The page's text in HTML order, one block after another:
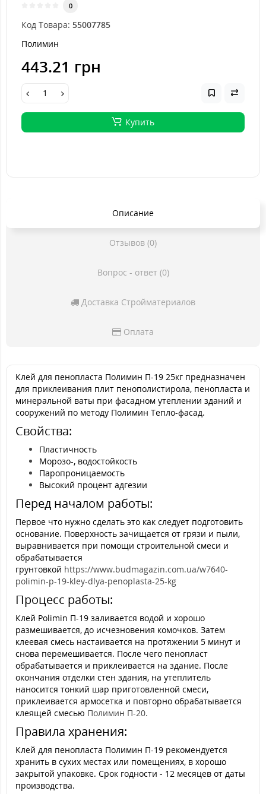
0
Код Товара: 55007785
Полимин
443.21 грн
Купить
Описание
Отзывов (0)
Вопрос - ответ (0)
Доставка Стройматериалов
Оплата
Клей для пенопласта Полимин П-19 25кг предназначен
для приклеивания плит пенополистирола, пенопласта и
минеральной ваты при фасадном утеплении зданий и
сооружений по методу Полимин Тепло-фасад.
Свойства:
Пластичность
Морозо-, водостойкость
Паропроницаемость
Высокий процент адгезии
Перед началом работы:
Первое что нужно сделать это как следует подготовить
основание. Поверхность зачищается от грязи и пыли,
выравнивается при помощи строительной смеси и
обрабатывается
грунтовкой https://www.budmagazin.com.ua/w7640-
polimin-p-19-kley-dlya-penoplasta-25-kg
Процесс работы:
Клей Polimin П-19 заливается водой и хорошо
размешивается, до исчезновения комочков. Затем
клеевая смесь настаивается на протяжении 5 минут и
снова перемешивается. После чего пенопласт
обрабатывается и приклеивается на здание. После
окончания отделки стен здания, на утеплитель
наносится тонкий шар приготовленной смеси,
приклеивается армосетка и повторно обрабатывается
клеящей смесью Полимин П-20.
Правила хранения:
Клей для пенопласта Полимин П-19 рекомендуется
хранить в сухих местах или помещениях, в хорошо
закрытой упаковке. Срок годности - 12 месяцев от даты
производства.